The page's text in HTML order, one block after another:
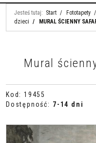
Jesteś tutaj: Start / Fototapety /
dzieci / MURAL ŚCIENNY
Mural
Kod : 19455
Dostępność: 7-14 dni